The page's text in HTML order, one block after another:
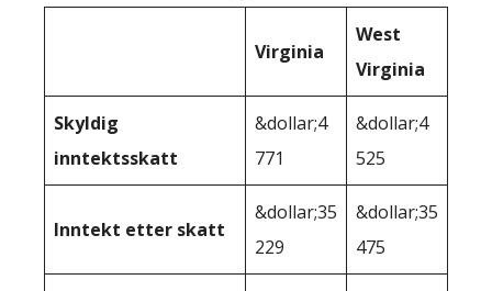
Virginia
West
Virginia
Skyldig
inntektsskatt
&dollar;4
771
&dollar;4
525
Inntekt etter skatt
&dollar;35
229
&dollar;35
475